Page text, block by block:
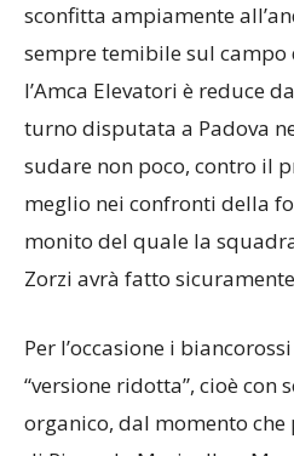
sconfitta ampiamente
sempre temibile sul campo
l’Amca Elevatori è reduce
turno disputata a Padova
sudare non poco, contro il
meglio nei confronti della
monito del quale la
Zorzi avrà fatto
Per l’occasione i
“versione ridotta”, cioè con
organico, dal momento che